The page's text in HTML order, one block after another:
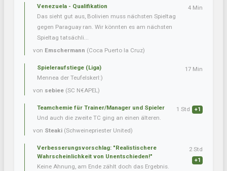
Venezuela - Qualifikation
Das sieht gut aus, Bolivien muss nächsten Spieltag
gegen Paraguay ran. Wir könnten es am nächsten
Spieltag tatsächli...
von Emschermann (Coca Puerto la Cruz)
4 Min
Spieleraufstiege (Liga)
Mennea der Teufelskerl:)
von sebiee (SC N€APEL)
17 Min
Teamchemie für Trainer/Manager und Spieler
Und auch die zweite TC ging an einen älteren.
von Steaki (Schweinepriester United)
1 Std +1
Verbesserungsvorschlag: "Realistischere
Wahrscheinlichkeit von Unentschieden!"
Keine Ahnung, am Ende zählt doch das Ergebnis.
2 Std
+1